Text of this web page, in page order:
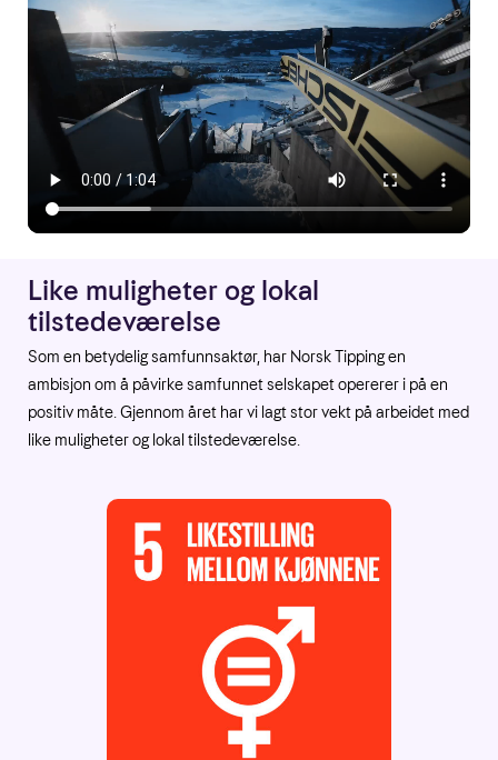
Like muligheter og lokal
tilstedeværelse
Som en betydelig samfunnsaktør, har Norsk Tipping en
ambisjon om å påvirke samfunnet selskapet opererer i på en
positiv måte. Gjennom året har vi lagt stor vekt på arbeidet med
like muligheter og lokal tilstedeværelse.